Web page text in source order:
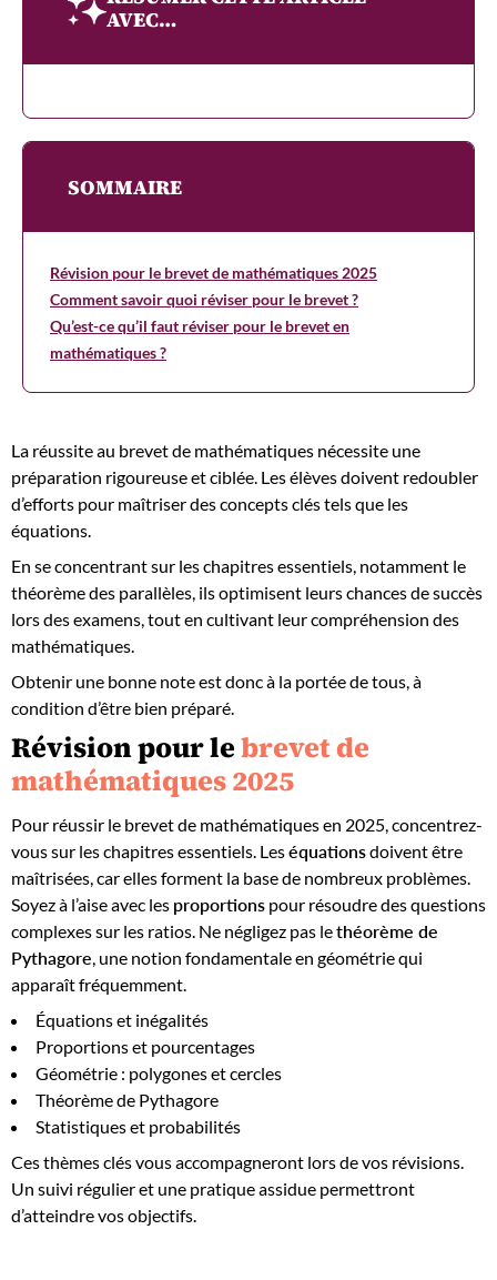
La réussite au brevet de mathématiques nécessite une
préparation rigoureuse et ciblée. Les élèves doivent redoubler
d’efforts pour maîtriser des concepts clés tels que les
équations.
En se concentrant sur les chapitres essentiels, notamment le
théorème des parallèles, ils optimisent leurs chances de succès
lors des examens, tout en cultivant leur compréhension des
mathématiques.
Obtenir une bonne note est donc à la portée de tous, à
condition d’être bien préparé.
Révision pour lebrevet de
mathématiques 2025
Pour réussir le brevet de mathématiques en 2025, concentrez-
vous sur les chapitres essentiels. Leséquationsdoivent être
maîtrisées, car elles forment la base de nombreux problèmes.
Soyez à l’aise avec les proportions pour résoudre des questions
complexes sur les ratios. Ne négligez pas lethéorème de
Pythagore , une notion fondamentale en géométrie qui
apparaît fréquemment.
Équations et inégalités
Proportions et pourcentages
Géométrie : polygones et cercles
Théorème de Pythagore
Statistiques et probabilités
Ces thèmes clés vous accompagneront lors de vos révisions.
Un suivi régulier et une pratique assidue permettront
d’atteindre vos objectifs.
AVEC…
SOMMAIRE
Révision pour le brevet de mathématiques 2025
Comment savoir quoi réviser pour le brevet ?
Qu’est-ce qu’il faut réviser pour le brevet en
mathématiques ?